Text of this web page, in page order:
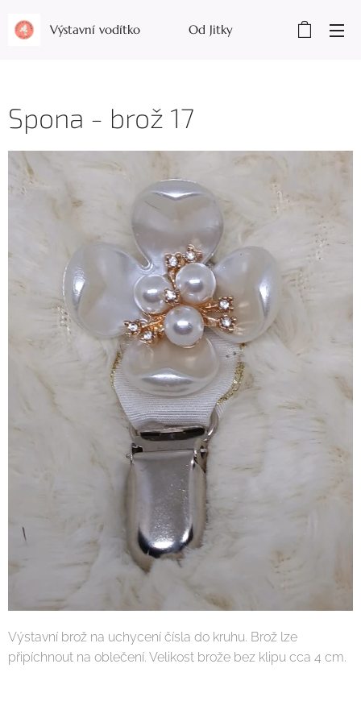
Výstavní vodítko Od Jitky
Spona - brož 17
Výstavní brož na uchycení čísla do kruhu. Brož lze
připíchnout na oblečení. Velikost brože bez klipu cca 4 cm.